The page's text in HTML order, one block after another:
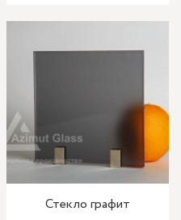
Стекло графит